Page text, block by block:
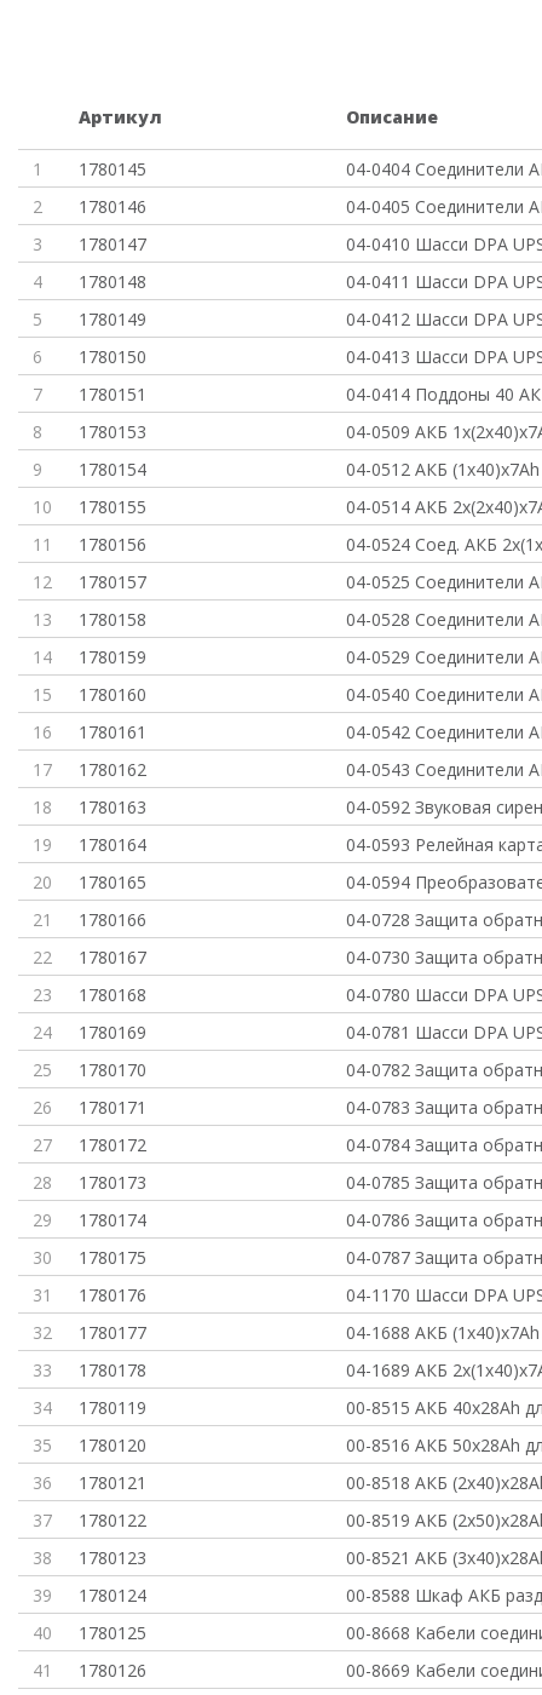
Артикул Описание
1 1780145
04-0404 Соединители
2
1780146
04-0405 Соединители
3
1780147
04-0410 Шасси DPA
4
1780148
04-0411 Шасси DPA
5
1780149
04-0412 Шасси DPA
6
1780150
04-0413 Шасси DPA
7
1780151
04-0414 Поддоны 40
8
1780153
04-0509 АКБ
9
1780154
04-0512 АКБ
10
1780155
04-0514 АКБ
11
1780156
04-0524 Соед. АКБ
12
1780157
04-0525 Соединители
13
1780158
04-0528 Соединители
14
1780159
04-0529 Соединители
15
1780160
04-0540 Соединители
16
1780161
04-0542 Соединители
17
1780162
04-0543 Соединители
18
1780163
04-0592 Звуковая
19
1780164
04-0593 Релейная
20
1780165
04-0594
21
1780166
04-0728 Защита
22
1780167
04-0730 Защита
23
1780168
04-0780 Шасси DPA
24
1780169
04-0781 Шасси DPA
25
1780170
04-0782 Защита
26
1780171
04-0783 Защита
27
1780172
04-0784 Защита
28
1780173
04-0785 Защита
29
1780174
04-0786 Защита
30
1780175
04-0787 Защита
31
1780176
04-1170 Шасси DPA
32
1780177
04-1688 АКБ
33
1780178
04-1689 АКБ
34
1780119
00-8515 АКБ 40x28Ah
35
1780120
00-8516 АКБ 50x28Ah
36
1780121
00-8518 АКБ
37
1780122
00-8519 АКБ
38
1780123
00-8521 АКБ
39
1780124
00-8588 Шкаф АКБ
40
1780125
00-8668 Кабели
41
1780126
00-8669 Кабели